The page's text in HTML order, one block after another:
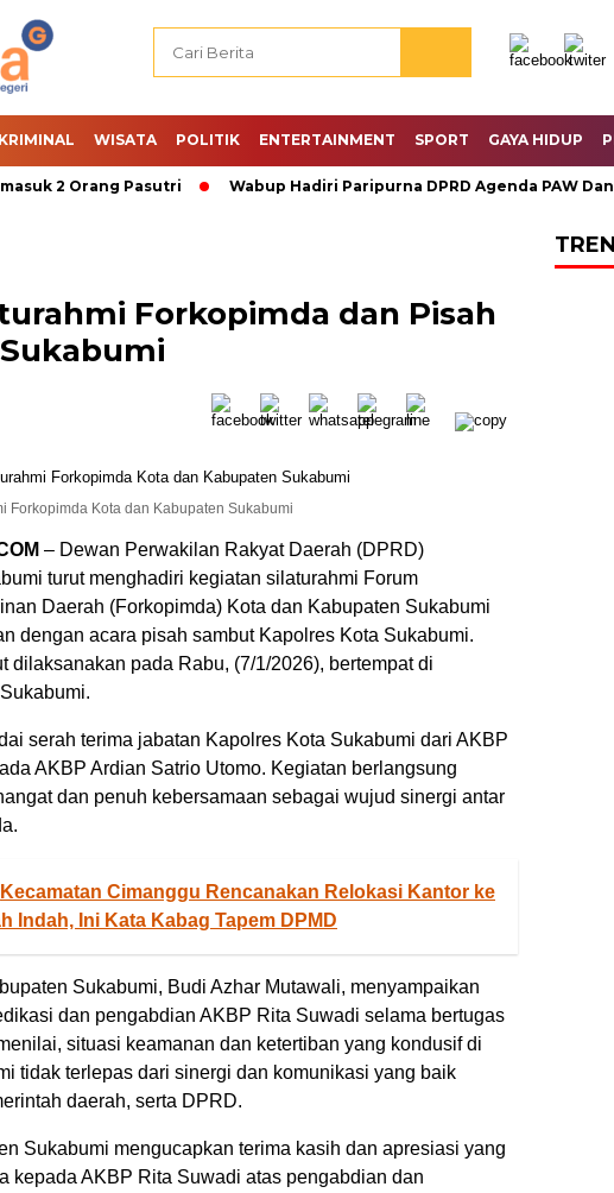
KRIMINAL WISATA POLITIK ENTERTAINMENT SPORT GAYA HIDUP
2 Orang Pasutri Wabup Hadiri Paripurna DPRD Agenda PAW Dan
Forkopimda dan Pisah
Forkopimda Kota dan Kabupaten Sukabumi
– Dewan Perwakilan Rakyat Daerah (DPRD)
turut menghadiri kegiatan silaturahmi Forum
Daerah (Forkopimda) Kota dan Kabupaten Sukabumi
dengan acara pisah sambut Kapolres Kota Sukabumi.
dilaksanakan pada Rabu, (7/1/2026), bertempat di
serah terima jabatan Kapolres Kota Sukabumi dari AKBP
AKBP Ardian Satrio Utomo. Kegiatan berlangsung
dan penuh kebersamaan sebagai wujud sinergi antar
Kecamatan Cimanggu Rencanakan Relokasi Kantor ke
Indah, Ini Kata Kabag Tapem DPMD
Sukabumi, Budi Azhar Mutawali, menyampaikan
dan pengabdian AKBP Rita Suwadi selama bertugas
situasi keamanan dan ketertiban yang kondusif di
tidak terlepas dari sinergi dan komunikasi yang baik
daerah, serta DPRD.
Sukabumi mengucapkan terima kasih dan apresiasi yang
kepada AKBP Rita Suwadi atas pengabdian dan